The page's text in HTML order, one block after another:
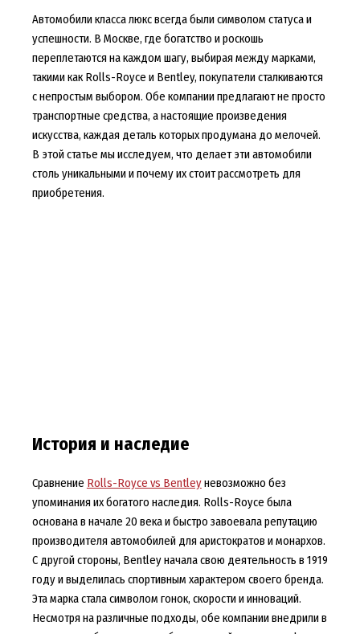
Автомобили класса люкс всегда были символом статуса и
успешности. В Москве, где богатство и роскошь
переплетаются на каждом шагу, выбирая между марками,
такими как Rolls-Royce и Bentley, покупатели сталкиваются
с непростым выбором. Обе компании предлагают не просто
транспортные средства, а настоящие произведения
искусства, каждая деталь которых продумана до мелочей.
В этой статье мы исследуем, что делает эти автомобили
столь уникальными и почему их стоит рассмотреть для
приобретения.
История и наследие
Сравнение Rolls-Royce vs Bentleyневозможно без
упоминания их богатого наследия. Rolls-Royce была
основана в начале 20 века и быстро завоевала репутацию
производителя автомобилей для аристократов и монархов.
С другой стороны, Bentley начала свою деятельность в 1919
году и выделилась спортивным характером своего бренда.
Эта марка стала символом гонок, скорости и инноваций.
Несмотря на различные подходы, обе компании внедрили в